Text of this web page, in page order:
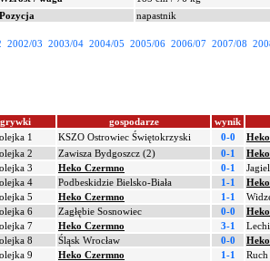
Pozycja napastnik
2002/03 2003/04 2004/05 2005/06 2006/07 2007/08
gospodarze wynik
1 KSZO Ostrowiec Świętokrzyski 0-0
2 Zawisza Bydgoszcz (2) 0-1
3 Heko Czermno 0-1
4 Podbeskidzie Bielsko-Biała 1-1
5 Heko Czermno 1-1
6 Zagłębie Sosnowiec 0-0
7 Heko Czermno 3-1
8 Śląsk Wrocław 0-0
9 Heko Czermno 1-1